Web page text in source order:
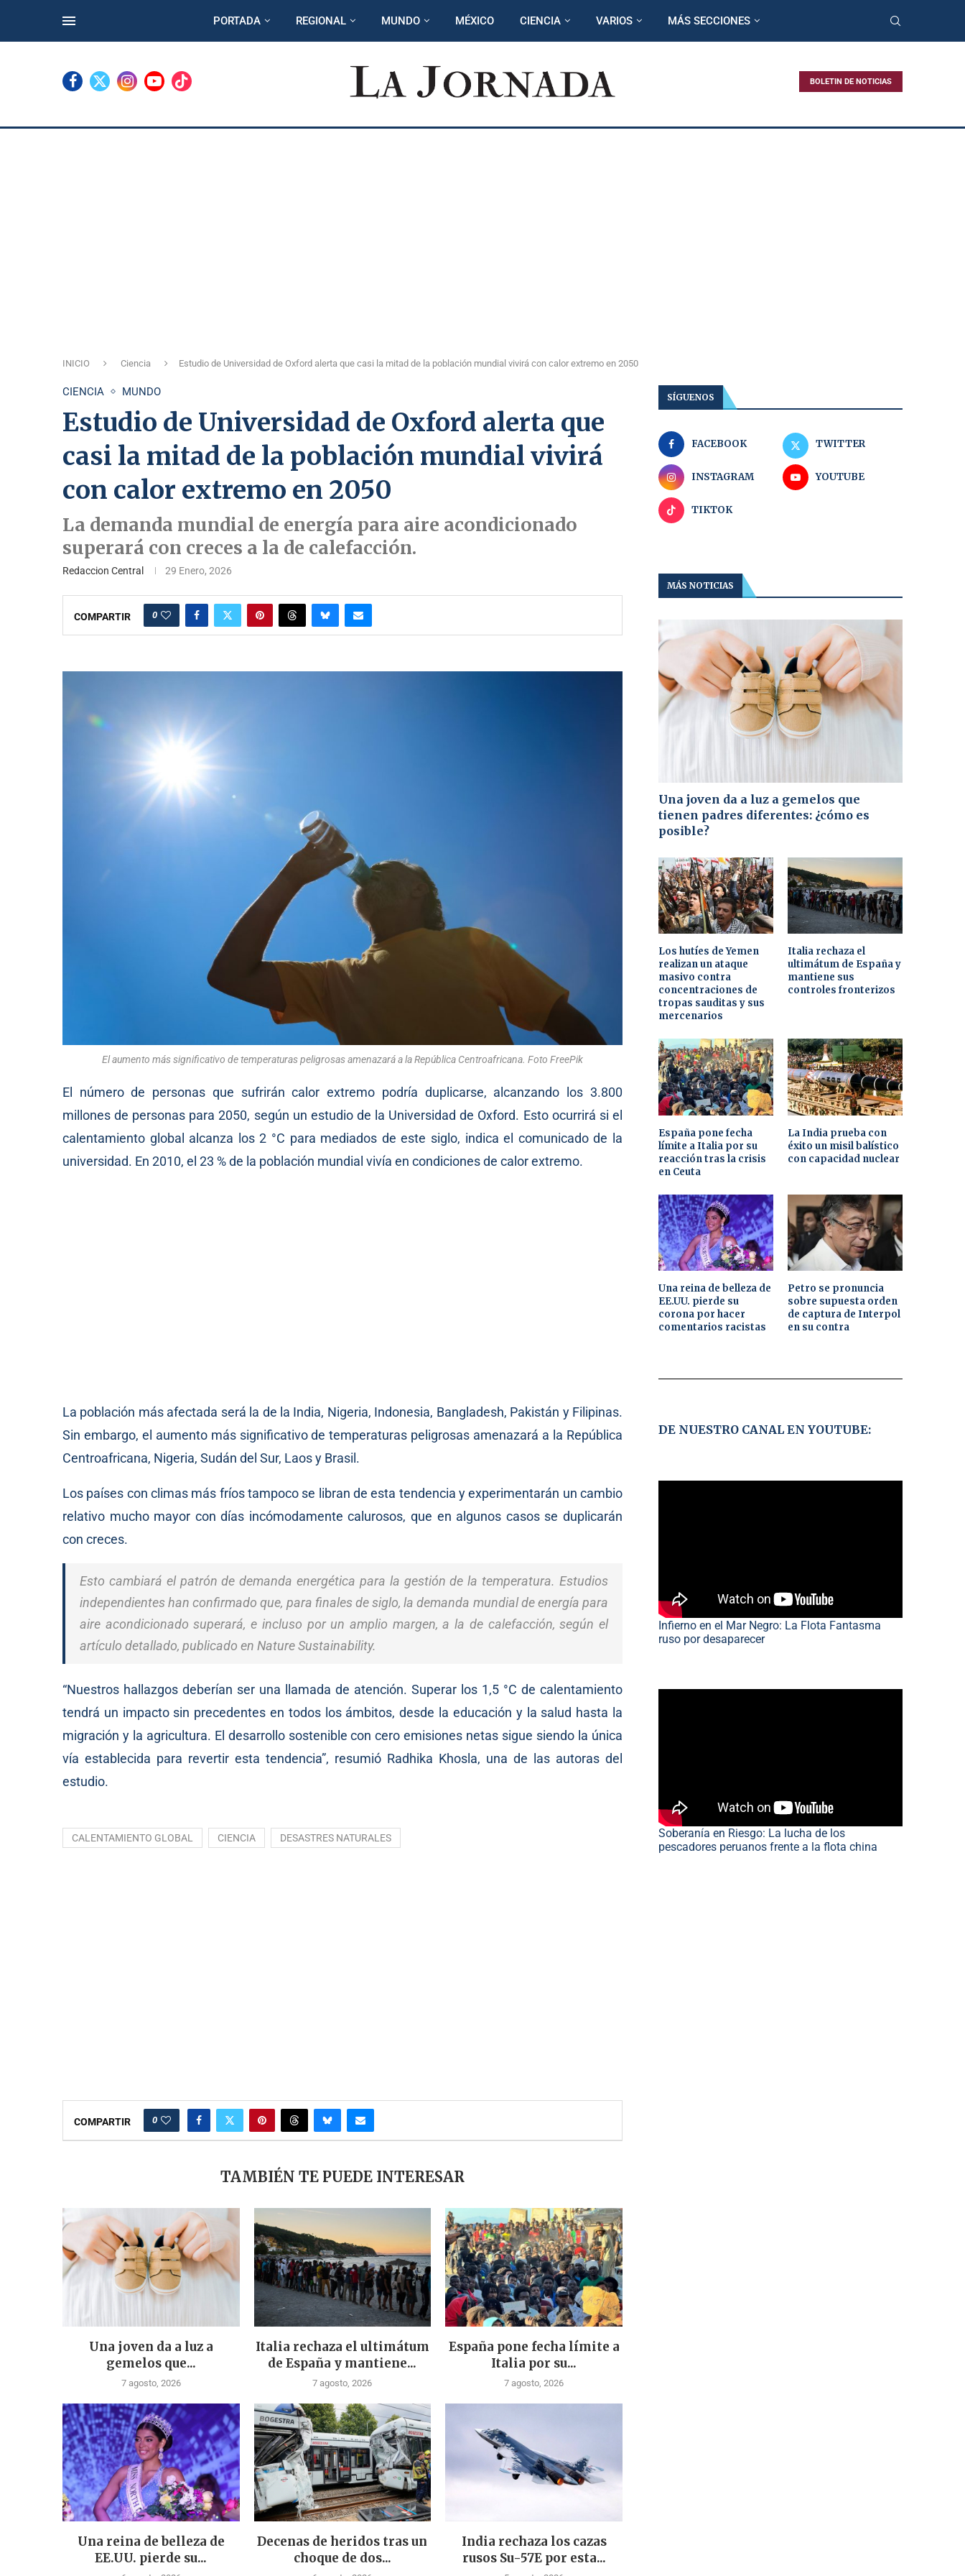
PORTADA REGIONAL MUNDO MÉXICO CIENCIA VARIOS MÁS SECCIONES
BOLETIN DE NOTICIAS
INICIO Ciencia Estudio de Universidad de Oxford alerta que casi la mitad de la población mundial vivirá con calor extremo en 2050
CIENCIA MUNDO
Estudio de Universidad de Oxford alerta que
casi la mitad de la población mundial vivirá
con calor extremo en 2050
La demanda mundial de energía para aire acondicionado
superará con creces a la de calefacción.
Redaccion Central 29 Enero, 2026
COMPARTIR 0
El aumento más significativo de temperaturas peligrosas amenazará a la República Centroafricana. Foto FreePik
El número de personas que sufrirán calor extremo podría duplicarse, alcanzando los 3.800
millones de personas para 2050, según un estudio de la Universidad de Oxford. Esto ocurrirá si el
calentamiento global alcanza los 2 °C para mediados de este siglo, indica el comunicado de la
universidad. En 2010, el 23 % de la población mundial vivía en condiciones de calor extremo.
La población más afectada será la de la India, Nigeria, Indonesia, Bangladesh, Pakistán y Filipinas.
Sin embargo, el aumento más significativo de temperaturas peligrosas amenazará a la República
Centroafricana, Nigeria, Sudán del Sur, Laos y Brasil.
Los países con climas más fríos tampoco se libran de esta tendencia y experimentarán un cambio
relativo mucho mayor con días incómodamente calurosos, que en algunos casos se duplicarán
con creces.
Esto cambiará el patrón de demanda energética para la gestión de la temperatura. Estudios
independientes han confirmado que, para finales de siglo, la demanda mundial de energía para
aire acondicionado superará, e incluso por un amplio margen, a la de calefacción, según el
artículo detallado, publicado en Nature Sustainability.
“Nuestros hallazgos deberían ser una llamada de atención. Superar los 1,5 °C de calentamiento
tendrá un impacto sin precedentes en todos los ámbitos, desde la educación y la salud hasta la
migración y la agricultura. El desarrollo sostenible con cero emisiones netas sigue siendo la única
vía establecida para revertir esta tendencia”, resumió Radhika Khosla, una de las autoras del
estudio.
CALENTAMIENTO GLOBAL CIENCIA DESASTRES NATURALES
COMPARTIR 0
TAMBIÉN TE PUEDE INTERESAR
Una joven da a luz a
gemelos que...
7 agosto, 2026
Italia rechaza el ultimátum
de España y mantiene...
7 agosto, 2026
España pone fecha límite a
Italia por su...
7 agosto, 2026
Una reina de belleza de
EE.UU. pierde su...
Decenas de heridos tras un
choque de dos...
India rechaza los cazas
rusos Su-57E por esta...
SÍGUENOS
FACEBOOK TWITTER
INSTAGRAM YOUTUBE
TIKTOK
MÁS NOTICIAS
Una joven da a luz a gemelos que
tienen padres diferentes: ¿cómo es
posible?
Los hutíes de Yemen
realizan un ataque
masivo contra
concentraciones de
tropas sauditas y sus
mercenarios
Italia rechaza el
ultimátum de España y
mantiene sus
controles fronterizos
España pone fecha
límite a Italia por su
reacción tras la crisis
en Ceuta
La India prueba con
éxito un misil balístico
con capacidad nuclear
Una reina de belleza de
EE.UU. pierde su
corona por hacer
comentarios racistas
Petro se pronuncia
sobre supuesta orden
de captura de Interpol
en su contra
DE NUESTRO CANAL EN YOUTUBE:
Infierno en el Mar Negro: La Flota Fantasma
ruso por desaparecer
Soberanía en Riesgo: La lucha de los
pescadores peruanos frente a la flota china